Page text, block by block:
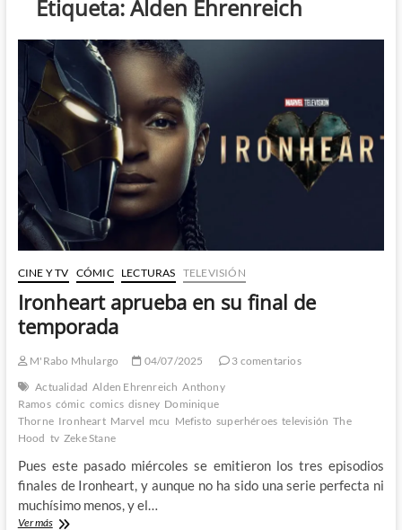
Etiqueta:Alden Ehrenreich
CINE Y TV CÓMIC LECTURAS TELEVISIÓN
Ironheart aprueba en su final de
temporada
M'Rabo Mhulargo 04/07/2025
3 comentarios
Actualidad Alden Ehrenreich Anthony
Ramos cómic comics disney Dominique
Thorne Ironheart Marvel mcu Mefisto superhéroes televisión The
Hood tv Zeke Stane
Pues este pasado miércoles se emitieron los tres episodios
finales de Ironheart, y aunque no ha sido una serie perfecta ni
muchísimo menos, y el…
Ver másIronheart